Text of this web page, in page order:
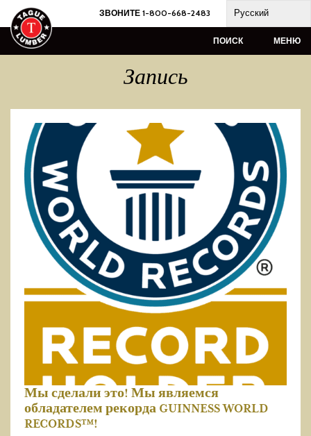
Skip
to
content
ЗВОНИТЕ 1-800-668-2483 Русский
ПОИСК МЕНЮ
Запись
Мы сделали это! Мы являемся
обладателем рекорда GUINNESS WORLD
RECORDS™!